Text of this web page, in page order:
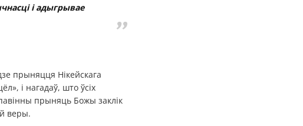
і адыгрывае
прыняцця Нікейскага
і нагадаў, што ўсіх
прыняць Божы заклік
веры.